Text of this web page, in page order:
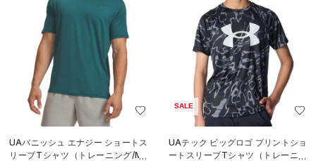
UAバニッシュ エナジー ショートス
リーブTシャツ（トレーニング/ME
SALE
UAテック ビッグロゴ プリントショ
ートスリーブTシャツ（トレーニン